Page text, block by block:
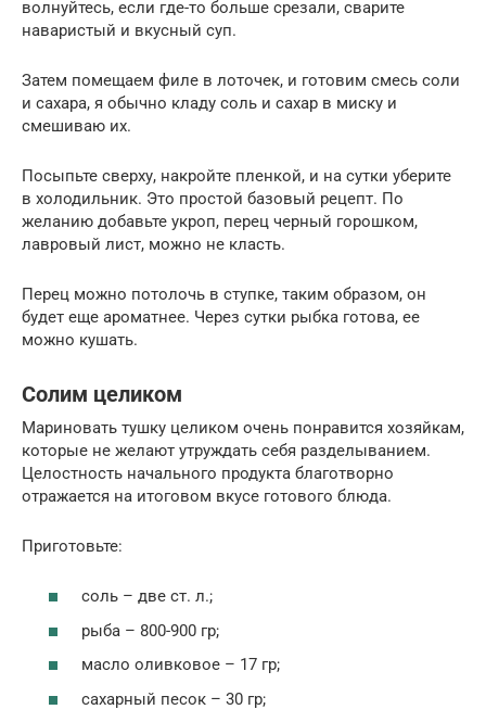
волнуйтесь, если где-то больше срезали, сварите
наваристый и вкусный суп.
Затем помещаем филе в лоточек, и готовим смесь соли
и сахара, я обычно кладу соль и сахар в миску и
смешиваю их.
Посыпьте сверху, накройте пленкой, и на сутки уберите
в холодильник. Это простой базовый рецепт. По
желанию добавьте укроп, перец черный горошком,
лавровый лист, можно не класть.
Перец можно потолочь в ступке, таким образом, он
будет еще ароматнее. Через сутки рыбка готова, ее
можно кушать.
Солим целиком
Мариновать тушку целиком очень понравится хозяйкам,
которые не желают утруждать себя разделыванием.
Целостность начального продукта благотворно
отражается на итоговом вкусе готового блюда.
Приготовьте:
соль – две ст. л.;
рыба – 800-900 гр;
масло оливковое – 17 гр;
сахарный песок – 30 гр;